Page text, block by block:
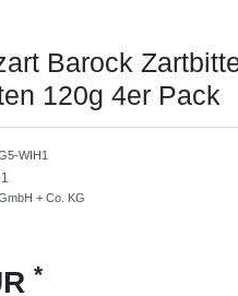
Barock
120g 4er Pack
WIH1
+ Co. KG
*